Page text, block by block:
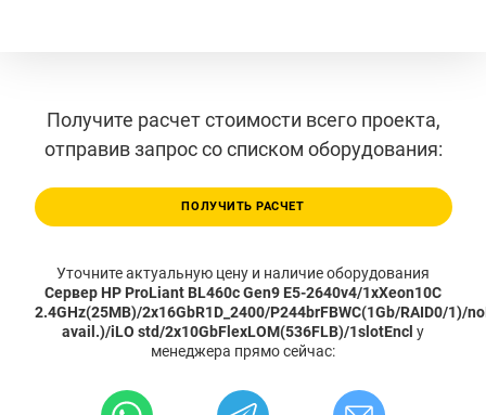
Получите расчет стоимости всего проекта,
отправив запрос со списком оборудования:
ПОЛУЧИТЬ РАСЧЕТ
Уточните актуальную цену и наличие оборудования
Сервер HP ProLiant BL460c Gen9 E5-2640v4/1xXeon10C
2.4GHz(25MB)/2x16GbR1D_2400/P244brFBWC(1Gb/RAID0/1)/
avail.)/iLO std/2x10GbFlexLOM(536FLB)/1slotEncl у
менеджера прямо сейчас: